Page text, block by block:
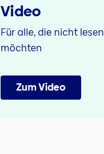
Video
Für alle, die nicht lesen
möchten
Zum Video